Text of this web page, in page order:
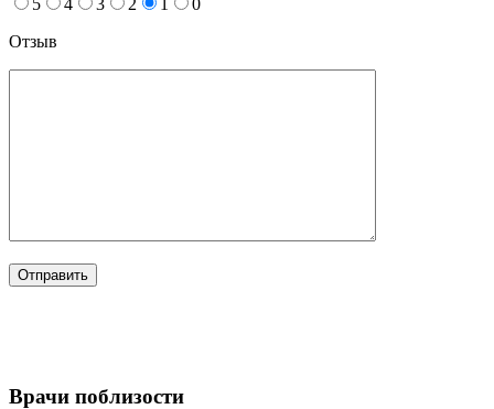
5 4 3 2 1
0
Отзыв
Врачи поблизости